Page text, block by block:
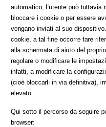
automatico, l’utente può tuttavia
bloccare i cookie o per essere
vengano inviati al suo
cookie, a tal fine occorre fare
alla schermata di aiuto del
regolare o modificare le
infatti, a modificare la
(cioè bloccarli in via definitiva),
elevato.
Qui sotto il percorso da seguire
browser: